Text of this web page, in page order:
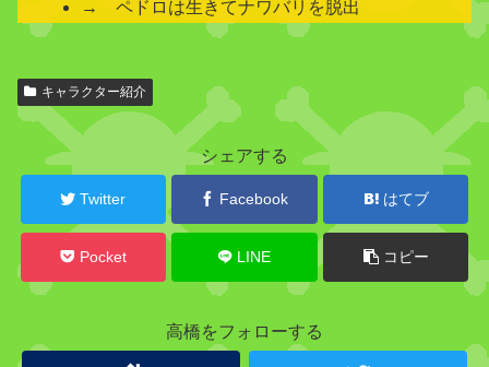
→ ペドロは生きてナワバリを脱出
関
連
キ
ー
コ
キャラクター紹介
シェアする
Twitter Facebook はてブ
Pocket LINE コピー
高橋をフォローする